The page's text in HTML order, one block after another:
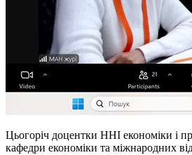
Цьогоріч доцентки ННІ економіки і
кафедри економіки та міжнародних